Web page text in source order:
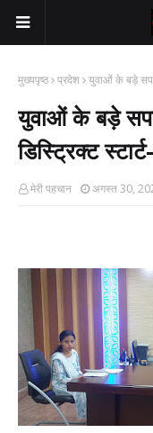
मुख्यपृष्ठ प्रदेश युवाओं के बड़े
युवाओं के बड़े
डिस्ट्रिक्ट
मेरी पहचान अगस्त 30,